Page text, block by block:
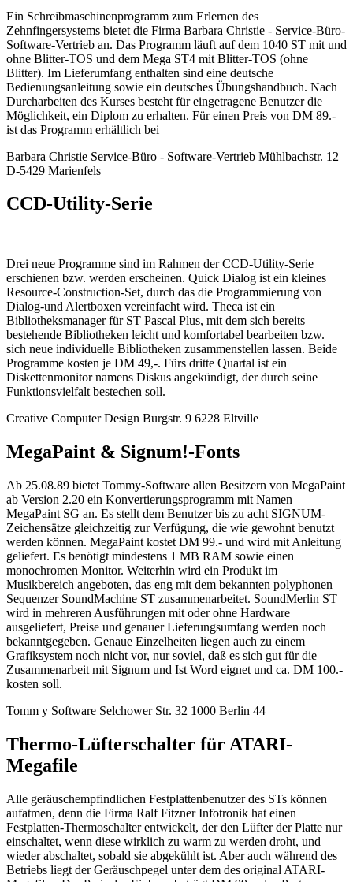
Ein Schreibmaschinenprogramm zum Erlernen des
Zehnfingersystems bietet die Firma Barbara Christie - Service-Büro-
Software-Vertrieb an. Das Programm läuft auf dem 1040 ST mit und
ohne Blitter-TOS und dem Mega ST4 mit Blitter-TOS (ohne
Blitter). Im Lieferumfang enthalten sind eine deutsche
Bedienungsanleitung sowie ein deutsches Übungshandbuch. Nach
Durcharbeiten des Kurses besteht für eingetragene Benutzer die
Möglichkeit, ein Diplom zu erhalten. Für einen Preis von DM 89.-
ist das Programm erhältlich bei
Barbara Christie Service-Büro - Software-Vertrieb Mühlbachstr. 12
D-5429 Marienfels
CCD-Utility-Serie
Drei neue Programme sind im Rahmen der CCD-Utility-Serie
erschienen bzw. werden erscheinen. Quick Dialog ist ein kleines
Resource-Construction-Set, durch das die Programmierung von
Dialog-und Alertboxen vereinfacht wird. Theca ist ein
Bibliotheksmanager für ST Pascal Plus, mit dem sich bereits
bestehende Bibliotheken leicht und komfortabel bearbeiten bzw.
sich neue individuelle Bibliotheken zusammenstellen lassen. Beide
Programme kosten je DM 49,-. Fürs dritte Quartal ist ein
Diskettenmonitor namens Diskus angekündigt, der durch seine
Funktionsvielfalt bestechen soll.
Creative Computer Design Burgstr. 9 6228 Eltville
MegaPaint & Signum!-Fonts
Ab 25.08.89 bietet Tommy-Software allen Besitzern von MegaPaint
ab Version 2.20 ein Konvertierungsprogramm mit Namen
MegaPaint SG an. Es stellt dem Benutzer bis zu acht SIGNUM-
Zeichensätze gleichzeitig zur Verfügung, die wie gewohnt benutzt
werden können. MegaPaint kostet DM 99.- und wird mit Anleitung
geliefert. Es benötigt mindestens 1 MB RAM sowie einen
monochromen Monitor. Weiterhin wird ein Produkt im
Musikbereich angeboten, das eng mit dem bekannten polyphonen
Sequenzer SoundMachine ST zusammenarbeitet. SoundMerlin ST
wird in mehreren Ausführungen mit oder ohne Hardware
ausgeliefert, Preise und genauer Lieferungsumfang werden noch
bekanntgegeben. Genaue Einzelheiten liegen auch zu einem
Grafiksystem noch nicht vor, nur soviel, daß es sich gut für die
Zusammenarbeit mit Signum und Ist Word eignet und ca. DM 100.-
kosten soll.
Tomm y Software Selchower Str. 32 1000 Berlin 44
Thermo-Lüfterschalter für ATARI-
Megafile
Alle geräuschempfindlichen Festplattenbenutzer des STs können
aufatmen, denn die Firma Ralf Fitzner Infotronik hat einen
Festplatten-Thermoschalter entwickelt, der den Lüfter der Platte nur
einschaltet, wenn diese wirklich zu warm zu werden droht, und
wieder abschaltet, sobald sie abgekühlt ist. Aber auch während des
Betriebs liegt der Geräuschpegel unter dem des original ATARI-